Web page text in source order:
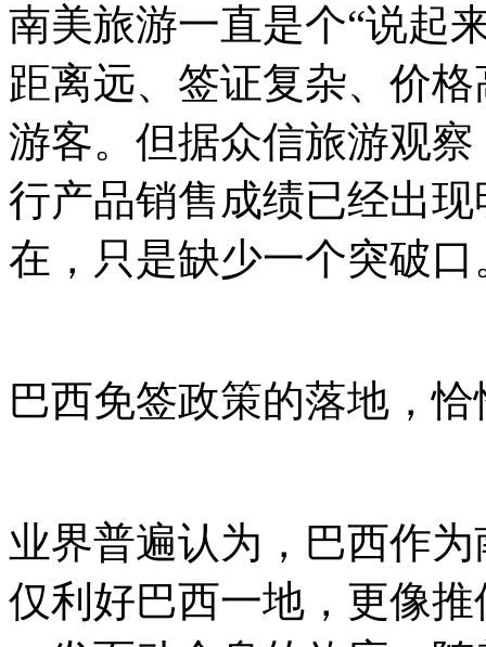
南美旅游一直是个“说起
距离远、签证复杂、价
游客。但据众信旅游观
行产品销售成绩已经出
在，只是缺少一个突破口
巴西免签政策的落地，
业界普遍认为，巴西作
仅利好巴西一地，更像